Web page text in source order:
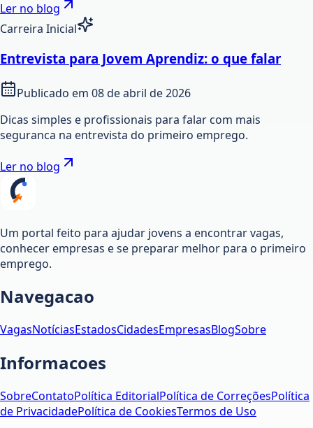
Ler no blog
Carreira Inicial
Entrevista para Jovem Aprendiz: o que falar
Publicado em 08 de abril de 2026
Dicas simples e profissionais para falar com mais
seguranca na entrevista do primeiro emprego.
Ler no blog
Um portal feito para ajudar jovens a encontrar vagas,
conhecer empresas e se preparar melhor para o primeiro
emprego.
Navegacao
VagasNotíciasEstadosCidadesEmpresasBlogSobre
Informacoes
SobreContatoPolítica EditorialPolítica de CorreçõesPolítica
de PrivacidadePolítica de CookiesTermos de Uso